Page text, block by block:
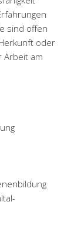
sind offen
oder
Arbeit am